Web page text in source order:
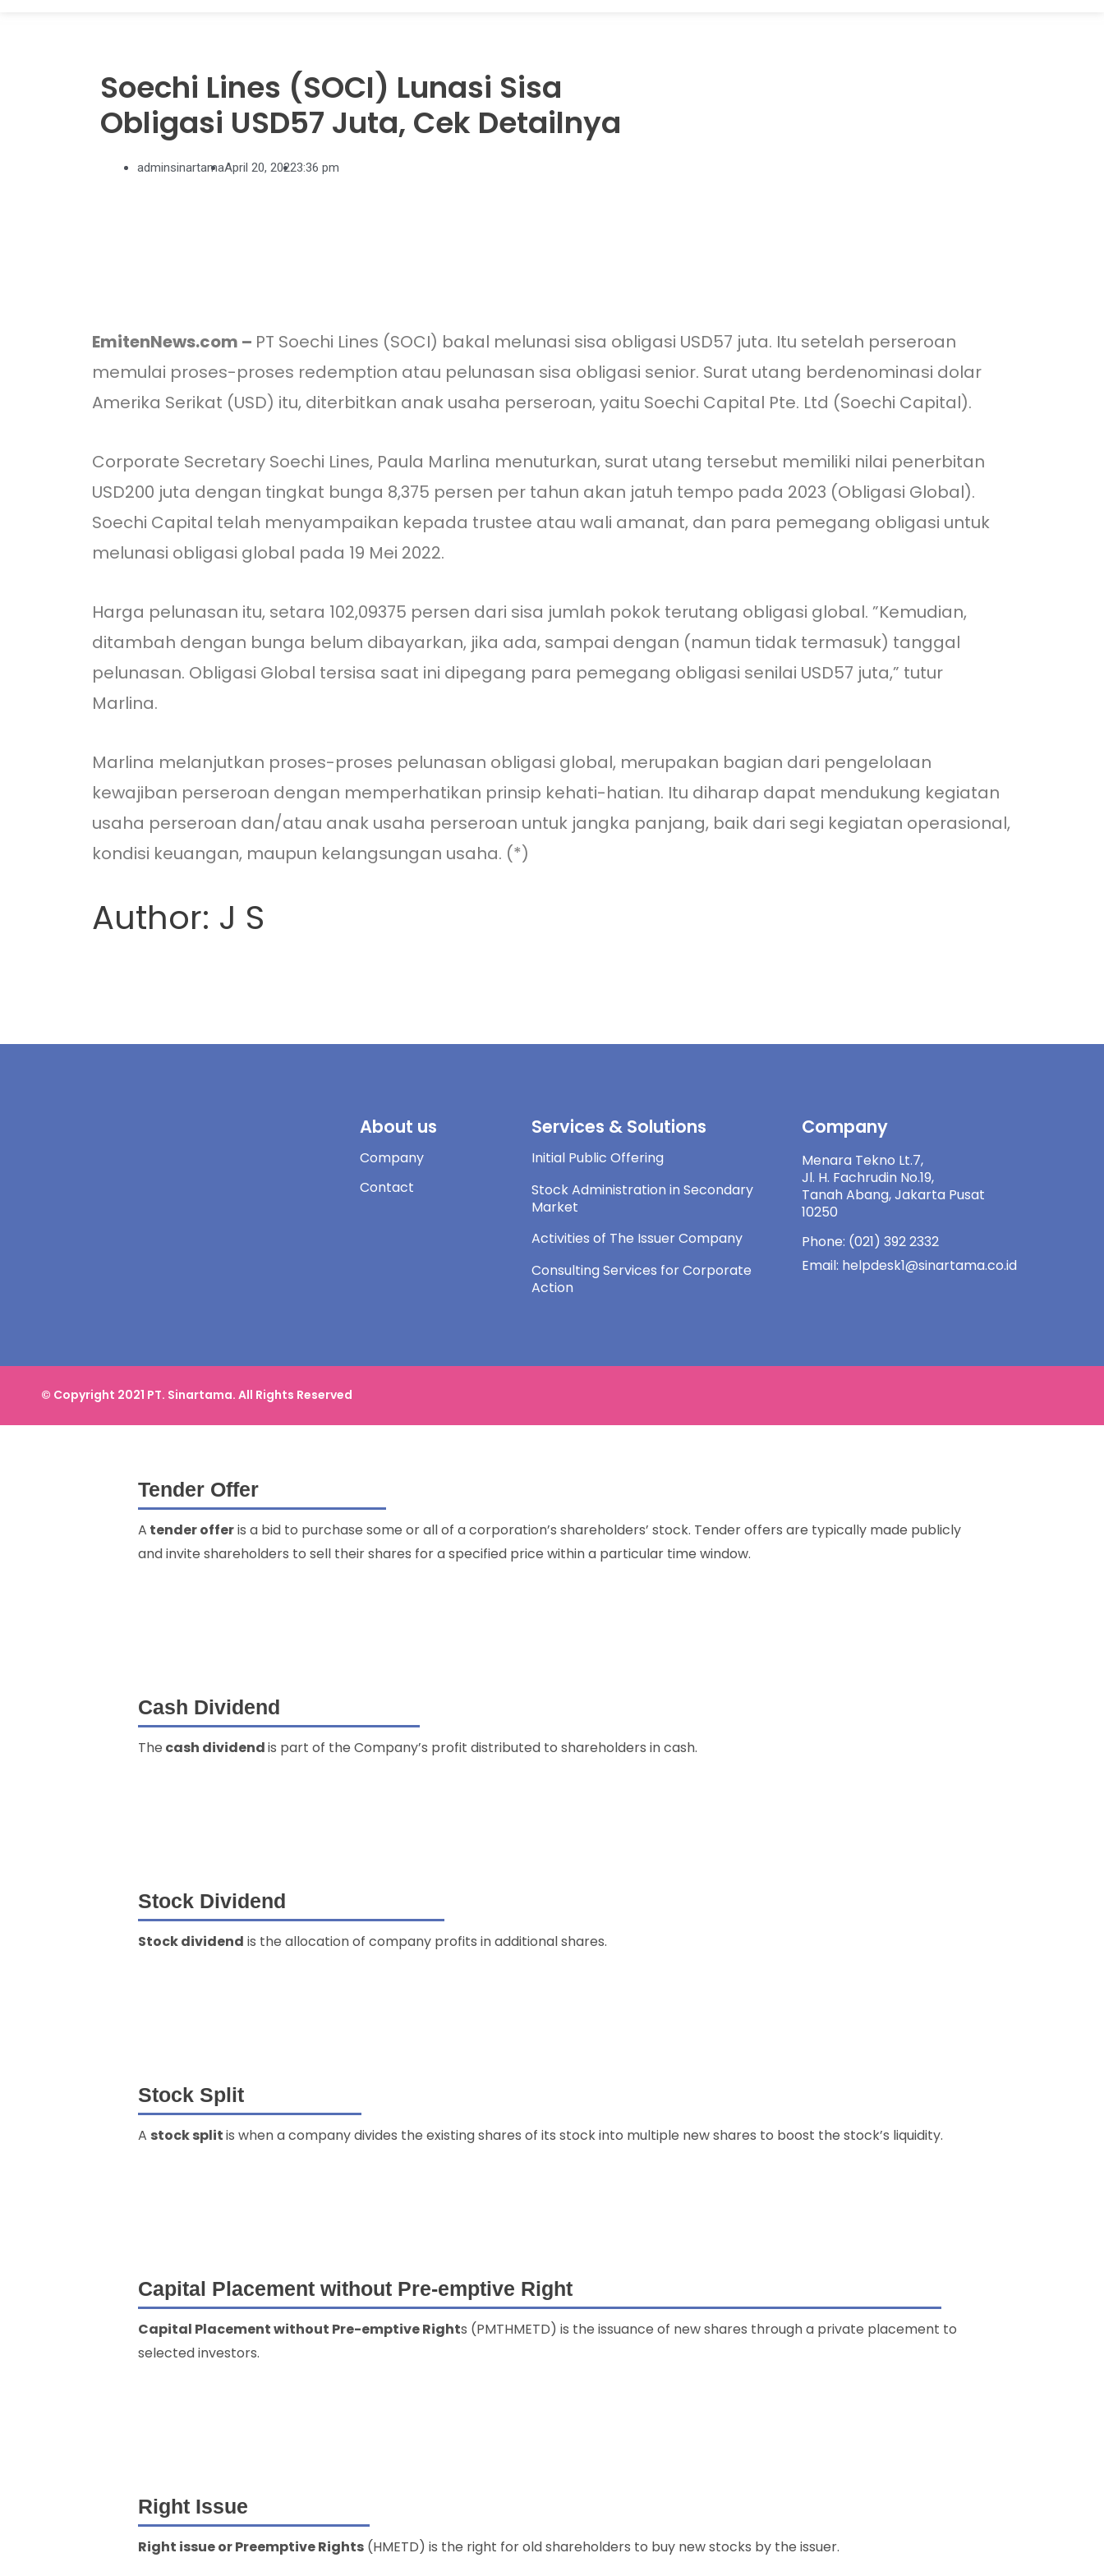
Soechi Lines (SOCI) Lunasi Sisa
Obligasi USD57 Juta, Cek Detailnya
adminsinartamaApril 20, 20223:36 pm
EmitenNews.com – PT Soechi Lines (SOCI) bakal melunasi sisa obligasi USD57 juta. Itu setelah perseroan
memulai proses-proses redemption atau pelunasan sisa obligasi senior. Surat utang berdenominasi dolar
Amerika Serikat (USD) itu, diterbitkan anak usaha perseroan, yaitu Soechi Capital Pte. Ltd (Soechi Capital).
Corporate Secretary Soechi Lines, Paula Marlina menuturkan, surat utang tersebut memiliki nilai penerbitan
USD200 juta dengan tingkat bunga 8,375 persen per tahun akan jatuh tempo pada 2023 (Obligasi Global).
Soechi Capital telah menyampaikan kepada trustee atau wali amanat, dan para pemegang obligasi untuk
melunasi obligasi global pada 19 Mei 2022.
Harga pelunasan itu, setara 102,09375 persen dari sisa jumlah pokok terutang obligasi global. ”Kemudian,
ditambah dengan bunga belum dibayarkan, jika ada, sampai dengan (namun tidak termasuk) tanggal
pelunasan. Obligasi Global tersisa saat ini dipegang para pemegang obligasi senilai USD57 juta,” tutur
Marlina.
Marlina melanjutkan proses-proses pelunasan obligasi global, merupakan bagian dari pengelolaan
kewajiban perseroan dengan memperhatikan prinsip kehati-hatian. Itu diharap dapat mendukung kegiatan
usaha perseroan dan/atau anak usaha perseroan untuk jangka panjang, baik dari segi kegiatan operasional,
kondisi keuangan, maupun kelangsungan usaha. (*)
Author: J S
About us
Company
Contact
Services & Solutions
Initial Public Offering
Stock Administration in Secondary
Market
Activities of The Issuer Company
Consulting Services for Corporate
Action
Company
Menara Tekno Lt.7,
Jl. H. Fachrudin No.19,
Tanah Abang, Jakarta Pusat
10250
Phone: (021) 392 2332
Email: helpdesk1@sinartama.co.id
© Copyright 2021 PT. Sinartama. All Rights Reserved
Tender Offer
A tender offeris a bid to purchase some or all of a corporation’s shareholders’ stock. Tender offers are typically made publicly
and invite shareholders to sell their shares for a specified price within a particular time window.
Cash Dividend
The cash dividendis part of the Company’s profit distributed to shareholders in cash.
Stock Dividend
Stock dividend is the allocation of company profits in additional shares.
Stock Split
A stock splitis when a company divides the existing shares of its stock into multiple new shares to boost the stock’s liquidity.
Capital Placement without Pre-emptive Right
Capital Placement without Pre-emptive Rights (PMTHMETD) is the issuance of new shares through a private placement to
selected investors.
Right Issue
Right issue or Preemptive Rights (HMETD) is the right for old shareholders to buy new stocks by the issuer.